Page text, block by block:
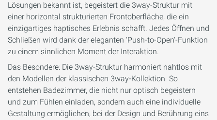
Lösungen bekannt ist, begeistert die 3way-Struktur mit
einer horizontal strukturierten Frontoberfläche, die ein
einzigartiges haptisches Erlebnis schafft. Jedes Öffnen und
Schließen wird dank der eleganten 'Push-to-Open'-Funktion
zu einem sinnlichen Moment der Interaktion.
Das Besondere: Die 3way-Struktur harmoniert nahtlos mit
den Modellen der klassischen 3way-Kollektion. So
entstehen Badezimmer, die nicht nur optisch begeistern
und zum Fühlen einladen, sondern auch eine individuelle
Gestaltung ermöglichen, bei der Design und Berührung eins